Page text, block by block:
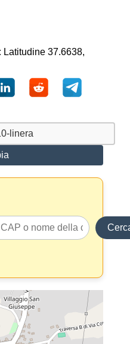
Latitudine 37.6638,